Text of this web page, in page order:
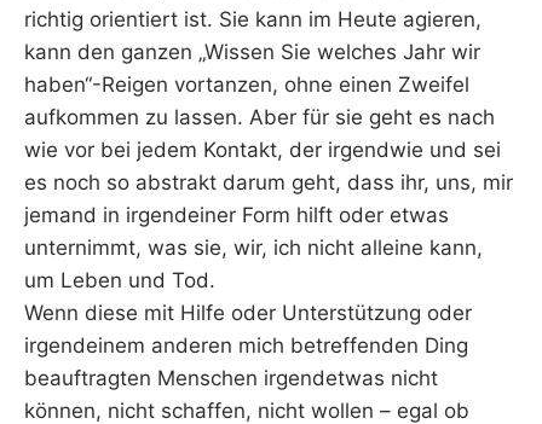
richtig orientiert ist. Sie kann im Heute agieren,
kann den ganzen „Wissen Sie welches Jahr wir
haben“-Reigen vortanzen, ohne einen Zweifel
aufkommen zu lassen. Aber für sie geht es nach
wie vor bei jedem Kontakt, der irgendwie und sei
es noch so abstrakt darum geht, dass ihr, uns, mir
jemand in irgendeiner Form hilft oder etwas
unternimmt, was sie, wir, ich nicht alleine kann,
um Leben und Tod.
Wenn diese mit Hilfe oder Unterstützung oder
irgendeinem anderen mich betreffenden Ding
beauftragten Menschen irgendetwas nicht
können, nicht schaffen, nicht wollen – egal ob